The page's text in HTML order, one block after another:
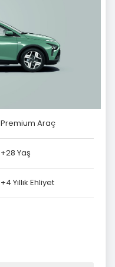
Premium Araç
+28 Yaş
+4 Yıllık Ehliyet